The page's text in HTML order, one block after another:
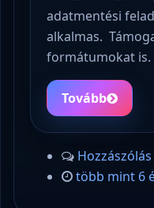
adatmentési
alkalmas.
formátumokat is.
Tovább
Hozzászólás
több mint 6